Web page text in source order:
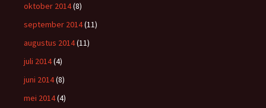
oktober 2014(8)
september 2014(11)
augustus 2014(11)
juli 2014(4)
juni 2014(8)
mei 2014(4)